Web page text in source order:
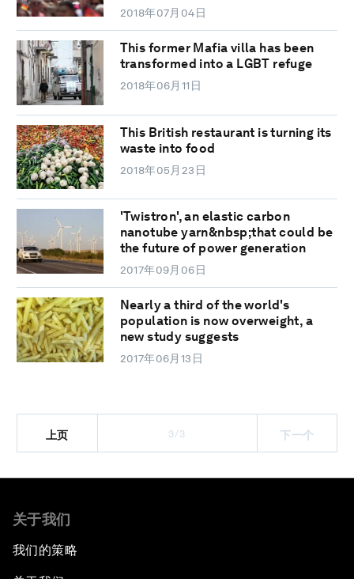
2018年07月04日
This former Mafia villa has been
transformed into a LGBT refuge
2018年06月11日
This British restaurant is turning its
waste into food
2018年05月23日
'Twistron', an elastic carbon
nanotube yarn&nbsp;that could be
the future of power generation
2017年09月06日
Nearly a third of the world's
population is now overweight, a
new study suggests
2017年06月13日
上页 3/3 下一个
关于我们
我们的策略